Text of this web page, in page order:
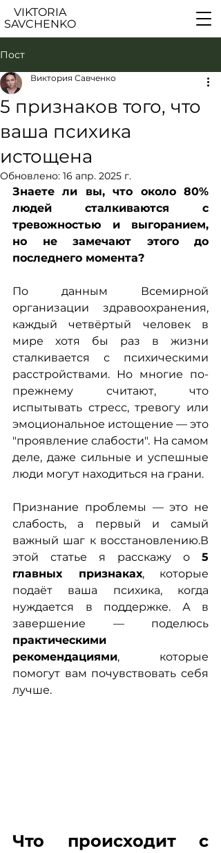
VIKTORIA
SAVCHENKO
Пост
5 признаков того, что
ваша психика
истощена
Виктория Савченко
Обновлено: 16 апр. 2025 г.
Знаете ли вы, что около 80%
людей сталкиваются с
тревожностью и выгоранием,
но не замечают этого до
последнего момента?
По данным Всемирной
организации здравоохранения,
каждый четвёртый человек в
мире хотя бы раз в жизни
сталкивается с психическими
расстройствами. Но многие по-
прежнему считают, что
испытывать стресс, тревогу или
эмоциональное истощение — это
"проявление слабости". На самом
деле, даже сильные и успешные
люди могут находиться на грани.
Признание проблемы — это не
слабость, а первый и самый
важный шаг к восстановлению.В
этой статье я расскажу о 5
главных признаках, которые
подаёт ваша психика, когда
нуждается в поддержке. А в
практическими
рекомендациями, которые
помогут вам почувствовать себя
лучше.
Что происходит с